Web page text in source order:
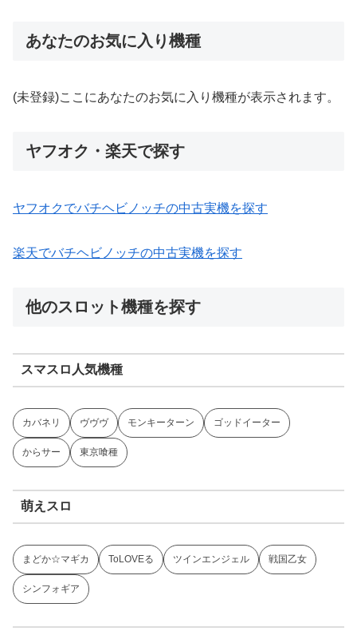
あなたのお気に入り機種
(未登録)ここにあなたのお気に入り機種が表示されます。
ヤフオク・楽天で探す
ヤフオクでバチヘビノッチの中古実機を探す
楽天でバチヘビノッチの中古実機を探す
他のスロット機種を探す
スマスロ人気機種
カバネリ ヴヴヴ モンキーターン ゴッドイーター
からサー 東京喰種
萌えスロ
まどか☆マギカ ToLOVEる ツインエンジェル 戦国乙女
シンフォギア